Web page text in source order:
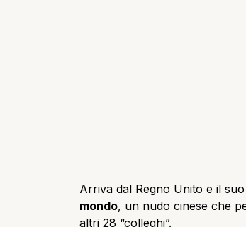
Arriva dal Regno Unito e il
mondo, un nudo cinese che
altri 28 “colleghi”.